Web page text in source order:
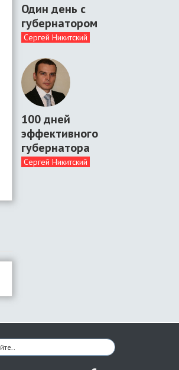
Один день с
губернатором
Сергей Никитский
100 дней
эффективного
губернатора
Сергей Никитский